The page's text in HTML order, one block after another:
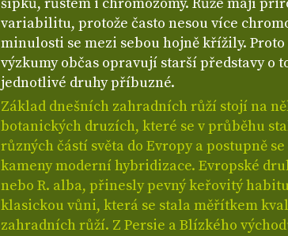
šípků, růstem i chromozomy. Růže mají
variabilitu, protože často nesou více
minulosti se mezi sebou hojně křížily.
výzkumy občas opravují starší představy o
jednotlivé druhy příbuzné.
Základ dnešních zahradních růží stojí na
botanických druzích, které se v průběhu
různých částí světa do Evropy a postupně
kameny moderní hybridizace. Evropské
nebo R. alba, přinesly pevný keřovitý
klasickou vůni, která se stala měřítkem
zahradních růží. Z Persie a Blízkého